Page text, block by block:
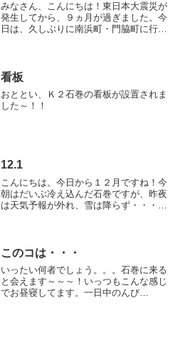
みなさん、こんにちは！東日本大震災が
発生してから、９ヵ月が過ぎました。今
日は、久しぶりに南浜町・門脇町に行っ
に、クリスマスの電飾がプ...
看板
おととい、Ｋ２石巻の看板が設置されま
した～！！
12.1
こんにちは。今日から１２月ですね！今
朝はだいぶ冷え込んだ石巻ですが、昨夜
は天気予報が外れ、雪は降らず・・・よ
せない季節になりました。...
このコは・・・
いったい何者でしょう。。。石巻に来る
と会えます～～～！いっつもこんな感じ
でお昼寝してます。一日中のんび